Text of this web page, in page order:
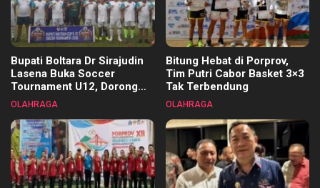
Bupati Boltara Dr Sirajudin
Lasena Buka Soccer
Tournament U12, Dorong
Pembinaan Merata di Setiap
OLAHRAGA
Bitung Hebat di Porprov,
Tim Putri Cabor Basket 3×3
Tak Terbendung
OLAHRAGA